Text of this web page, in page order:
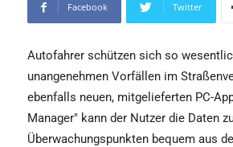
Facebook Twitter
Autofahrer schützen sich so
unangenehmen Vorfällen im
ebenfalls neuen, mitgelieferten PC-
Manager" kann der Nutzer die Daten
Überwachungspunkten bequem aus